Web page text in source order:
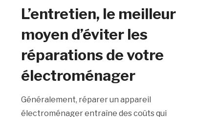
L’entretien, le meilleur
moyen d’éviter les
réparations de votre
électroménager
Généralement, réparer un appareil
électroménager entraîne des coûts qui